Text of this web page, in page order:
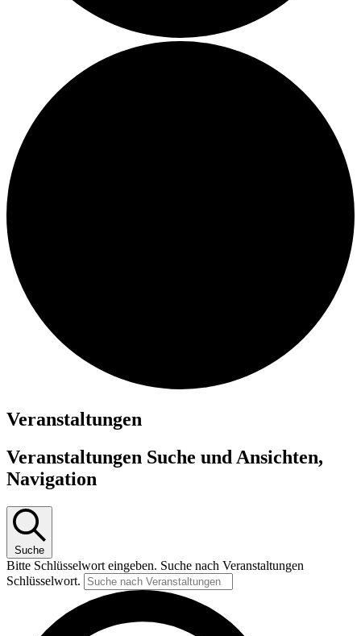
Veranstaltungen
Veranstaltungen Suche und Ansichten,
Navigation
Suche
Bitte Schlüsselwort eingeben. Suche nach Veranstaltungen
Schlüsselwort.